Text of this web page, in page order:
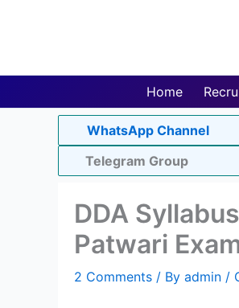
Home
WhatsApp Channel
Telegram Group
DDA
Patwari
2 Comments / By admin /